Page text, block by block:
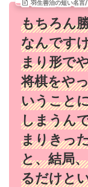
羽生善治の短い名言
もちろん
なんです
まり形で
将棋をや
いうこと
しまうん
まりきっ
と、結局
るだけと